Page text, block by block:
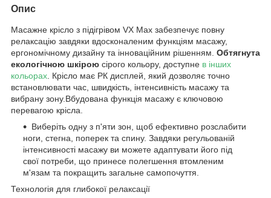
Опис
Масажне крісло з підігрівом VX Max забезпечує повну
релаксацію завдяки вдосконаленим функціям масажу,
ергономічному дизайну та інноваційним рішенням. Обтягнута
екологічною шкірою сірого кольору, доступне в інших
кольорах. Крісло має РК дисплей, який дозволяє точно
встановлювати час, швидкість, інтенсивність масажу та
вибрану зону.Вбудована функція масажу є ключовою
перевагою крісла.
Виберіть одну з п'яти зон, щоб ефективно розслабити
ноги, стегна, поперек та спину. Завдяки регульованій
інтенсивності масажу ви можете адаптувати його під
свої потреби, що принесе полегшення втомленим
м'язам та покращить загальне самопочуття.
Технологія для глибокої релаксації